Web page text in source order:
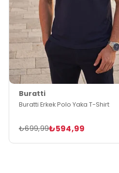
Buratti
Buratti Erkek Polo Yaka T-Shirt
₺594,99
₺699,99